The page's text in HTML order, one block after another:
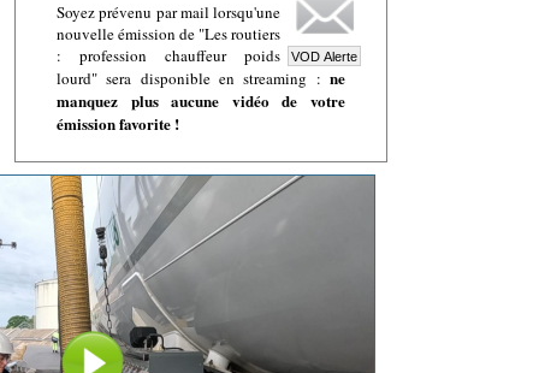
Soyez prévenu par mail lorsqu'une
nouvelle émission de "Les routiers
: profession chauffeur poids
lourd" sera disponible en streaming : ne
manquez plus aucune vidéo de votre
émission favorite !